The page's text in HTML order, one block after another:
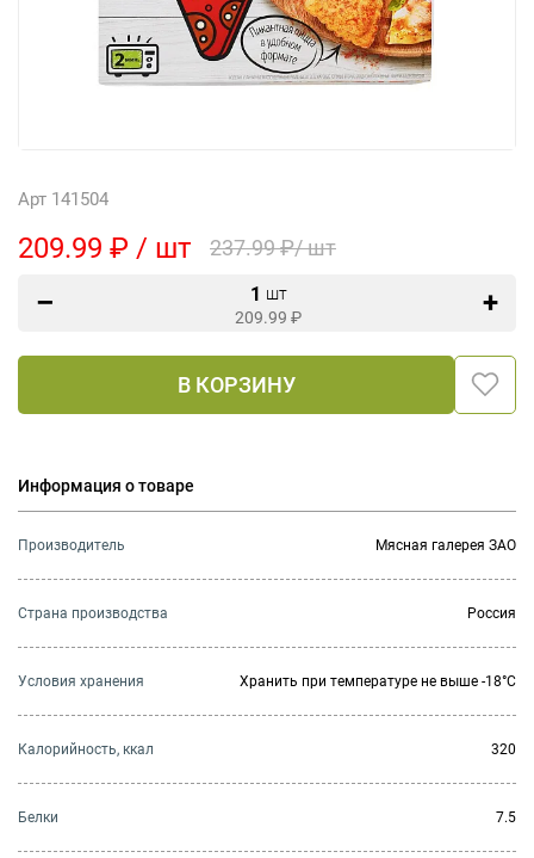
Арт 141504
209.99 ₽ / шт 237.99 ₽/ шт
1 шт
209.99 ₽
В КОРЗИНУ
Информация о товаре
Производитель Мясная галерея ЗАО
Страна производства Россия
Условия хранения Хранить при температуре не выше -18°C
Калорийность, ккал 320
Белки 7.5